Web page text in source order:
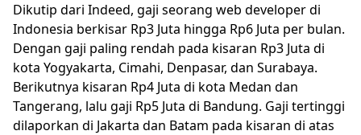
Dikutip dari Indeed, gaji seorang web developer di
Indonesia berkisar Rp3 Juta hingga Rp6 Juta per bulan.
Dengan gaji paling rendah pada kisaran Rp3 Juta di
kota Yogyakarta, Cimahi, Denpasar, dan Surabaya.
Berikutnya kisaran Rp4 Juta di kota Medan dan
Tangerang, lalu gaji Rp5 Juta di Bandung. Gaji tertinggi
dilaporkan di Jakarta dan Batam pada kisaran di atas